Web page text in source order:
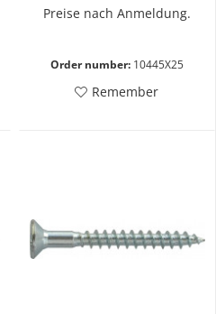
Preise nach Anmeldung.
Order number: 10445X25
Remember